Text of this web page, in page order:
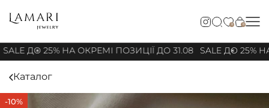
0 0
ДО 25% НА ОКРЕМІ ПОЗИЦІЇ ДО 31.08 SALE ДО 25%
Каталог
-10%